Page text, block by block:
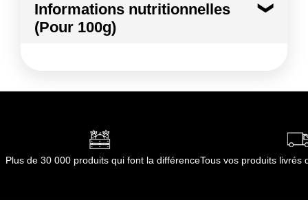
POMME ROYAL GALA
Conformément aux informations transmises
Informations nutritionnelles
(Pour 100g)
Kilojoules 226 kj
dont Acides gras saturés 0.01 g
Plus de 30 000 produits qui font la différenceTous vos produits livrés